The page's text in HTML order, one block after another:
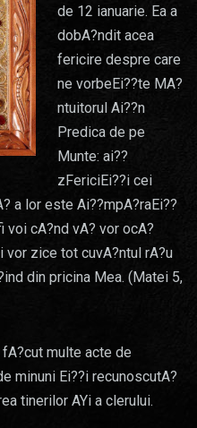
de 12 ianuarie. Ea a
dobA?ndit acea
fericire despre care
ne vorbeEi??te MA?
ntuitorul Ai??n
Predica de pe
Munte: ai??
zFericiEi??i cei
a lor este Ai??mpA?raEi??
voi cA?nd vA? vor ocA?
vor zice tot cuvA?ntul rA?u
din pricina Mea. (Matei 5,
multe acte de
minuni Ei??i recunoscutA?
tinerilor AYi a clerului.